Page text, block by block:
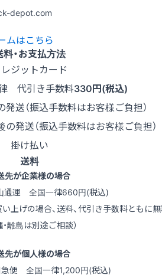
depot.com
ムはこちら
料・お支払方法
ジットカード
代引き手数料330円(税込)
発送（振込手数料はお客様ご負担）
の発送（振込手数料はお客様ご負担）
掛け払い
送料
先が企業様の場合
通運 全国一律660円(税込)
上げの場合、送料、代引き手数料ともに無
・離島は別途ご相談）
先が個人様の場合
急便 全国一律1,200円(税込)